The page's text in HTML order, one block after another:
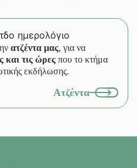
ατζέντα μας, για να
και τις ώρες που το κτήμα
εκδήλωσης.
Ατζέντα